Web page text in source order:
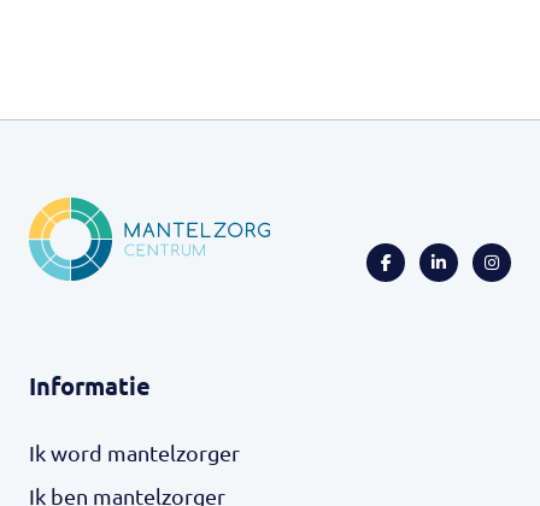
Informatie
Ik word mantelzorger
Ik ben mantelzorger